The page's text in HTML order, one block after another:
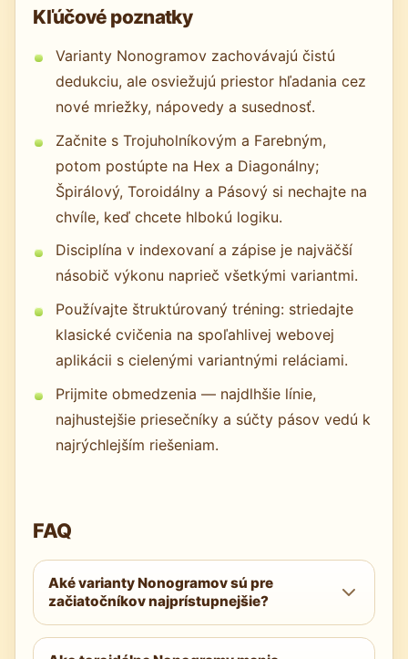
Kľúčové poznatky
Varianty Nonogramov zachovávajú čistú
dedukciu, ale osviežujú priestor hľadania cez
nové mriežky, nápovedy a susednosť.
Začnite s Trojuholníkovým a Farebným,
potom postúpte na Hex a Diagonálny;
Špirálový, Toroidálny a Pásový si nechajte na
chvíle, keď chcete hlbokú logiku.
Disciplína v indexovaní a zápise je najväčší
násobič výkonu naprieč všetkými variantmi.
Používajte štruktúrovaný tréning: striedajte
klasické cvičenia na spoľahlivej webovej
aplikácii s cielenými variantnými reláciami.
Prijmite obmedzenia — najdlhšie línie,
najhustejšie priesečníky a súčty pásov vedú k
najrýchlejším riešeniam.
FAQ
Aké varianty Nonogramov sú pre
začiatočníkov najprístupnejšie?
Začnite s Trojuholníkovými a Farebnými